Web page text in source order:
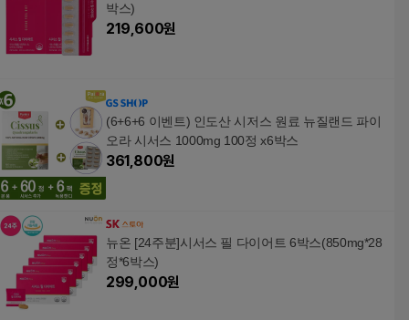
박스)
219,600원
(6+6+6 이벤트) 인도산 시저스 원료 뉴질랜드 파이
오라 시서스 1000mg 100정 x6박스
361,800원
뉴온 [24주분]시서스 필 다이어트 6박스(850mg*28
정*6박스)
299,000원